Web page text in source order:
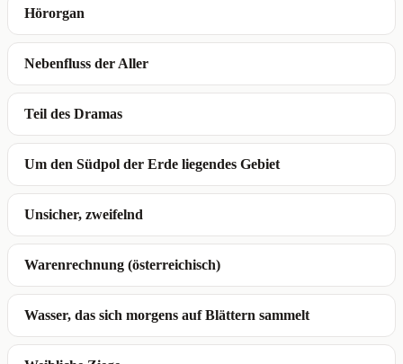
Hörorgan
Nebenfluss der Aller
Teil des Dramas
Um den Südpol der Erde liegendes Gebiet
Unsicher, zweifelnd
Warenrechnung (österreichisch)
Wasser, das sich morgens auf Blättern sammelt